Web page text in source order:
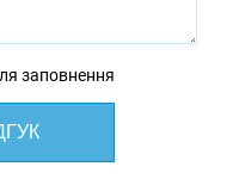
заповнення